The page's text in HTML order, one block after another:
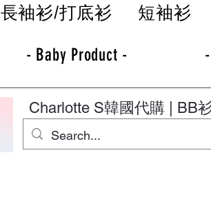
長袖衫/打底衫 短袖衫
- Baby Product -
Charlotte S韓國代購 | BB